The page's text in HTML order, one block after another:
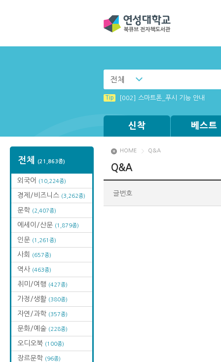
전체
Tip [002] 스마트폰_푸시 기능 안내
신착 베스트
전체 (21,863종)
외국어 (10,224종)
경제/비즈니스 (3,262종)
문학 (2,407종)
에세이/산문 (1,879종)
인문 (1,261종)
사회 (657종)
역사 (463종)
취미/여행 (427종)
가정/생활 (380종)
자연/과학 (357종)
문화/예술 (228종)
오디오북 (100종)
장르문학 (96종)
HOME Q&A
Q&A
글번호